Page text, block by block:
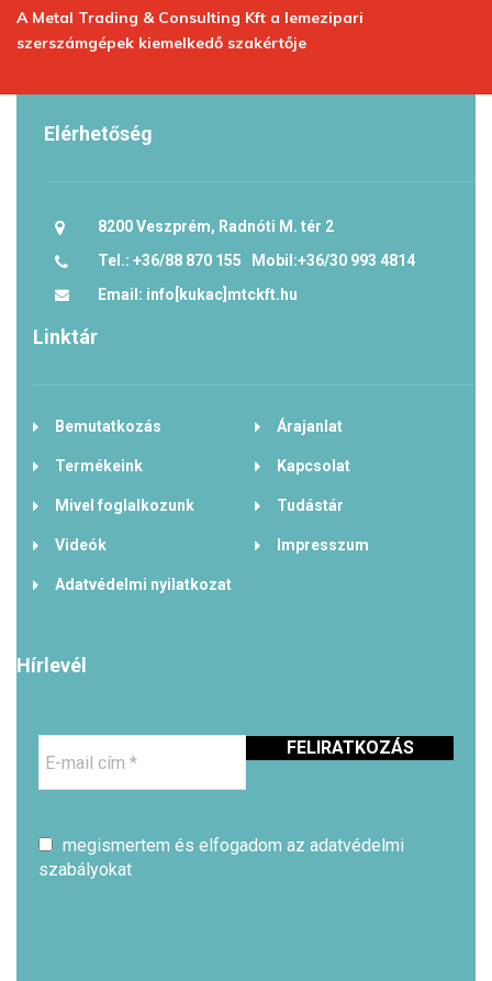
A Metal Trading & Consulting Kft a lemezipari
szerszámgépek kiemelkedő szakértője
Elérhetőség
8200 Veszprém, Radnóti M. tér 2
Tel.: +36/88 870 155 Mobil:+36/30 993 4814
Email: info[kukac]mtckft.hu
Linktár
Bemutatkozás Árajanlat
Termékeink Kapcsolat
Mivel foglalkozunk Tudástár
Videók Impresszum
Adatvédelmi nyilatkozat
Hírlevél
mail
megismertem és elfogadom az adatvédelmi
szabályokat